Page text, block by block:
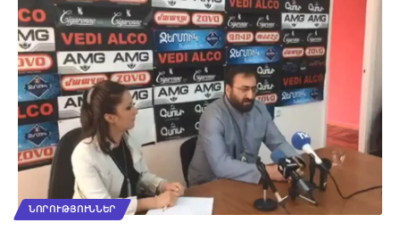
ՆՈՐՈՒԹՅՈՒՆՆԵՐ